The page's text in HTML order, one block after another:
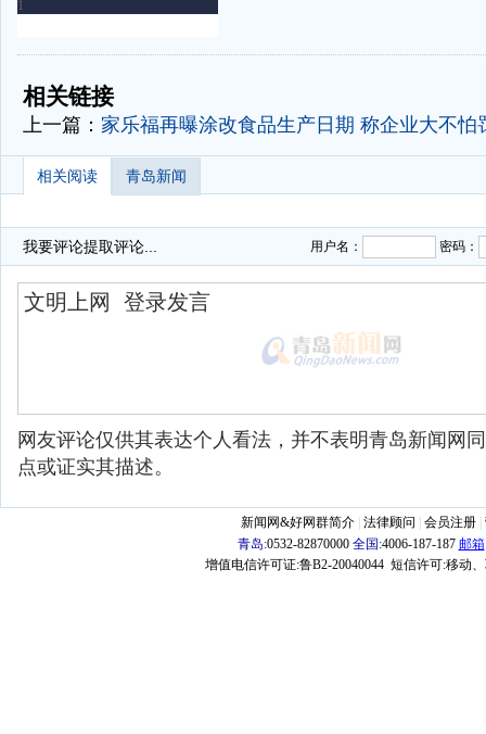
-
相关链接
上一篇： 家乐福再曝涂改食品生产日期 称企业大不怕
相关阅读 青岛新闻
我要评论提取评论... 用户名： 密码：
网友评论仅供其表达个人看法，并不表明青岛新闻网
点或证实其描述。